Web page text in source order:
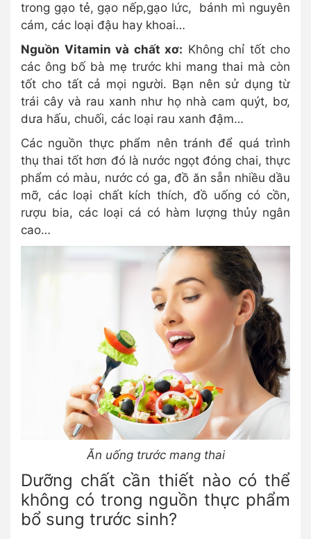
trong gạo tẻ, gạo nếp,gạo lức, bánh mì nguyên
cám, các loại đậu hay khoai…
Nguồn Vitamin và chất xơ: Không chỉ tốt cho
các ông bố bà mẹ trước khi mang thai mà còn
tốt cho tất cả mọi người. Bạn nên sử dụng từ
trái cây và rau xanh như họ nhà cam quýt, bơ,
dưa hấu, chuối, các loại rau xanh đậm…
Các nguồn thực phẩm nên tránh để quá trình
thụ thai tốt hơn đó là nước ngọt đóng chai, thực
phẩm có màu, nước có ga, đồ ăn sẵn nhiều dầu
mỡ, các loại chất kích thích, đồ uống có cồn,
rượu bia, các loại cá có hàm lượng thủy ngân
cao…
Ăn uống trước mang thai
Dưỡng chất cần thiết nào có thể
không có trong nguồn thực phẩm
bổ sung trước sinh?